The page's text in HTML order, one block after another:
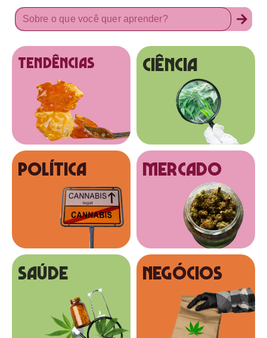
tendências Ciência
Política MERCADO
SAÚDE NEGÓCIOS